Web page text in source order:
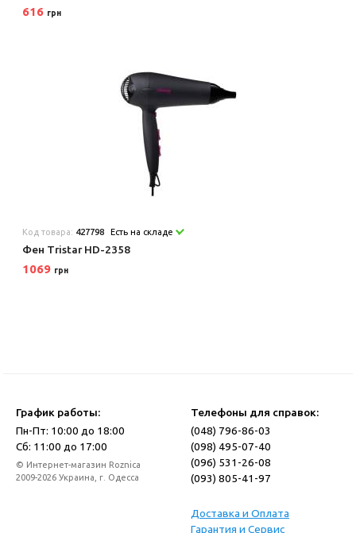
616 грн
Код товара: 427798 Есть на складе
Фен Tristar HD-2358
1069 грн
График работы:
Пн-Пт: 10:00 до 18:00
Сб: 11:00 до 17:00
© Интернет-магазин Roznica
2009-2026 Украина, г. Одесса
Телефоны для справок:
(048) 796-86-03
(098) 495-07-40
(096) 531-26-08
(093) 805-41-97
Доставка и Оплата
Гарантия и Сервис